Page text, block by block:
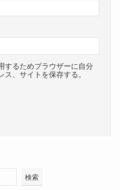
するためブラウザーに自分
ス、サイトを保存する。
検索